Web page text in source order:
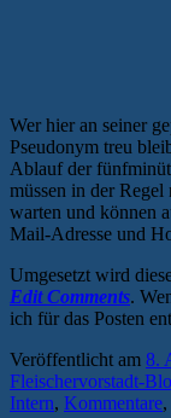
Wer hier an seiner
Pseudonym treu
Ablauf der
müssen in der
warten und können
Mail-Adresse und
Umgesetzt wird
Edit Comments.
ich für das Posten
Veröffentlicht am 8.
Fleischervorstadt-
Intern, Kommentare,